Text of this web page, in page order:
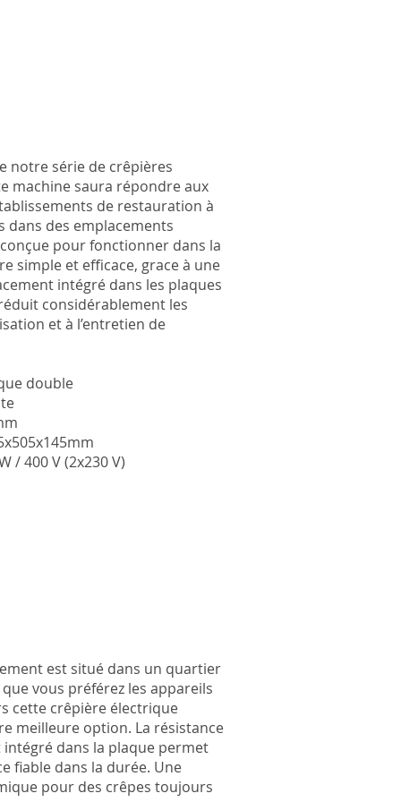
notre série de crêpières
machine saura répondre aux
de restauration à
dans des emplacements
pour fonctionner dans la
simple et efficace, grace à une
intégré dans les plaques
considérablement les
et à l’entretien de
double
/ 400 V (2x230 V)
est situé dans un quartier
vous préférez les appareils
cette crêpière électrique
meilleure option. La résistance
dans la plaque permet
fiable dans la durée. Une
pour des crêpes toujours